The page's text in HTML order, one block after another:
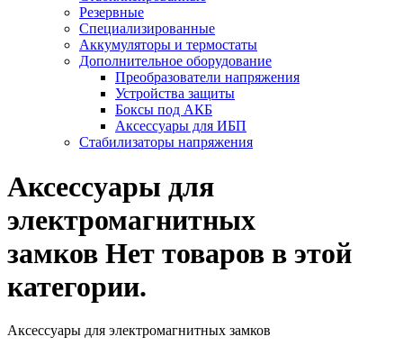
Резервные
Специализированные
Аккумуляторы и термостаты
Дополнительное оборудование
Преобразователи напряжения
Устройства защиты
Боксы под АКБ
Аксессуары для ИБП
Стабилизаторы напряжения
Аксессуары для
электромагнитных
замков Нет товаров в этой
категории.
Аксессуары для электромагнитных замков